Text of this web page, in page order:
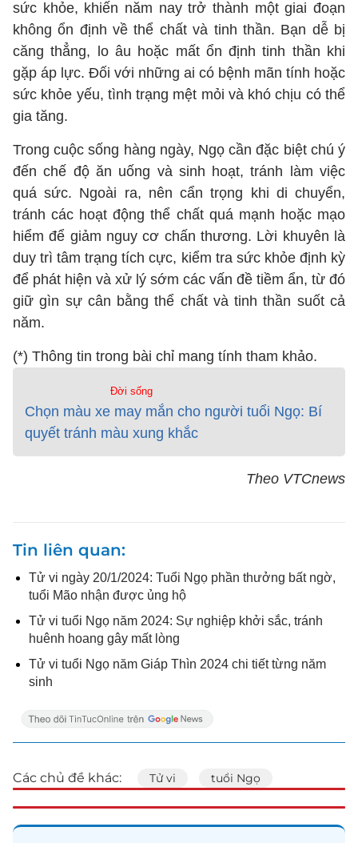
sức khỏe, khiến năm nay trở thành một giai đoạn
không ổn định về thể chất và tinh thần. Bạn dễ bị
căng thẳng, lo âu hoặc mất ổn định tinh thần khi
gặp áp lực. Đối với những ai có bệnh mãn tính hoặc
sức khỏe yếu, tình trạng mệt mỏi và khó chịu có thể
gia tăng.
Trong cuộc sống hàng ngày, Ngọ cần đặc biệt chú ý
đến chế độ ăn uống và sinh hoạt, tránh làm việc
quá sức. Ngoài ra, nên cẩn trọng khi di chuyển,
tránh các hoạt động thể chất quá mạnh hoặc mạo
hiểm để giảm nguy cơ chấn thương. Lời khuyên là
duy trì tâm trạng tích cực, kiểm tra sức khỏe định kỳ
để phát hiện và xử lý sớm các vấn đề tiềm ẩn, từ đó
giữ gìn sự cân bằng thể chất và tinh thần suốt cả
năm.
(*) Thông tin trong bài chỉ mang tính tham khảo.
Đời sống
Chọn màu xe may mắn cho người tuổi Ngọ: Bí
quyết tránh màu xung khắc
Theo VTCnews
Tin liên quan
Tử vi ngày 20/1/2024: Tuổi Ngọ phần thưởng bất ngờ,
tuổi Mão nhận được ủng hộ
Tử vi tuổi Ngọ năm 2024: Sự nghiệp khởi sắc, tránh
huênh hoang gây mất lòng
Tử vi tuổi Ngọ năm Giáp Thìn 2024 chi tiết từng năm
sinh
Các chủ đề khác: Tử vi tuổi Ngọ